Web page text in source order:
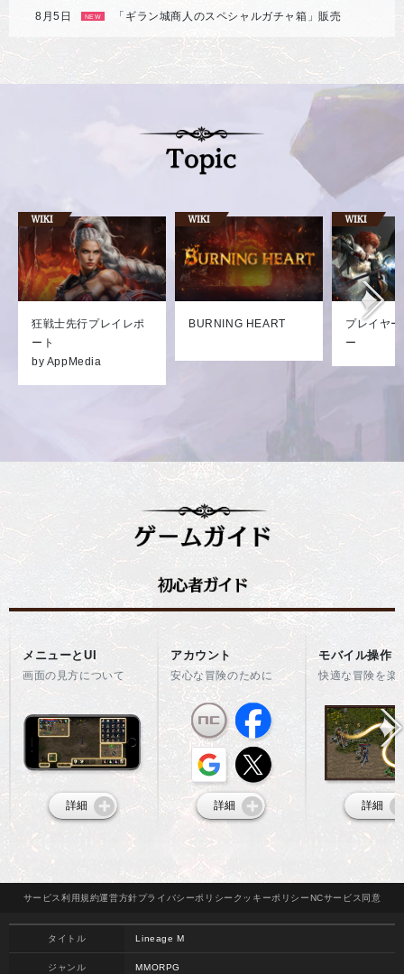
8月5日 NEW 「ギラン城商人のスペシャルガチャ箱」販売
狂戦士先行プレイレポ
ート
by AppMedia
BURNING HEART
プレイヤ
ー
メニューとUI
画面の見方について
詳細
アカウント
安心な冒険のために
詳細
モバイル操作
快適な冒険を楽
詳細
サービス 利用規約運営方針プライバシーポリシー クッキーポリシーNCサービス 同意
タイトル Lineage M
ジャンル MMORPG